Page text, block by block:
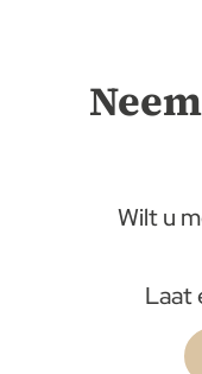
Wilt u
Laat